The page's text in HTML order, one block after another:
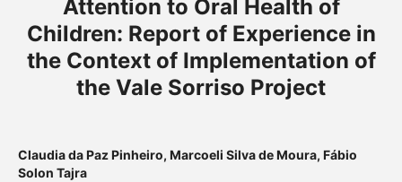
Attention to Oral Health of
Children: Report of Experience in
the Context of Implementation of
the Vale Sorriso Project
Claudia da Paz Pinheiro, Marcoeli Silva de Moura, Fábio
Solon Tajra